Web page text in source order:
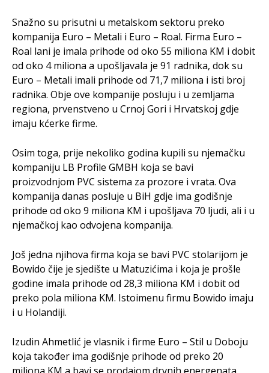
Snažno su prisutni u metalskom sektoru preko
kompanija Euro – Metali i Euro – Roal. Firma Euro –
Roal lani je imala prihode od oko 55 miliona KM i dobit
od oko 4 miliona a upošljavala je 91 radnika, dok su
Euro – Metali imali prihode od 71,7 miliona i isti broj
radnika. Obje ove kompanije posluju i u zemljama
regiona, prvenstveno u Crnoj Gori i Hrvatskoj gdje
imaju kćerke firme.
Osim toga, prije nekoliko godina kupili su njemačku
kompaniju LB Profile GMBH koja se bavi
proizvodnjom PVC sistema za prozore i vrata. Ova
kompanija danas posluje u BiH gdje ima godišnje
prihode od oko 9 miliona KM i upošljava 70 ljudi, ali i u
njemačkoj kao odvojena kompanija.
Još jedna njihova firma koja se bavi PVC stolarijom je
Bowido čije je sjedište u Matuzićima i koja je prošle
godine imala prihode od 28,3 miliona KM i dobit od
preko pola miliona KM. Istoimenu firmu Bowido imaju
i u Holandiji.
Izudin Ahmetlić je vlasnik i firme Euro – Stil u Doboju
koja također ima godišnje prihode od preko 20